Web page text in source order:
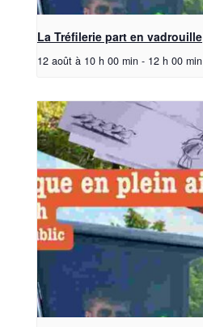
La Tréfilerie part en vadrouille
12 août à 10 h 00 min - 12 h 00 min